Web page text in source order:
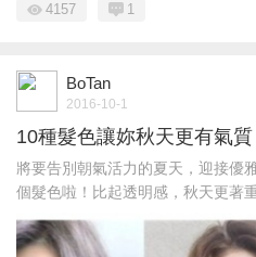
4157 1
BoTan
2016-10-1
10種髮色讓妳秋天更有氣質
將要告別朝氣活力的夏天，迎接優
個髮色啦！比起透明感，秋天更著重